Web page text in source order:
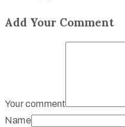
Add Your Comment
Your comment
Name